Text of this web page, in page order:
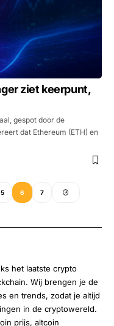
ziet keerpunt,
gespot door de
dat Ethereum (ETH) en
5 6 7
het laatste crypto
Wij brengen je de
en trends, zodat je altijd
in de cryptowereld.
prijs, altcoin